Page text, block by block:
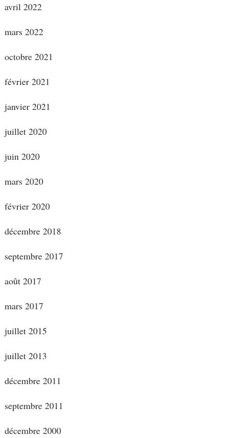
avril 2022
mars 2022
octobre 2021
février 2021
janvier 2021
juillet 2020
juin 2020
mars 2020
février 2020
décembre 2018
septembre 2017
août 2017
mars 2017
juillet 2015
juillet 2013
décembre 2011
septembre 2011
décembre 2000